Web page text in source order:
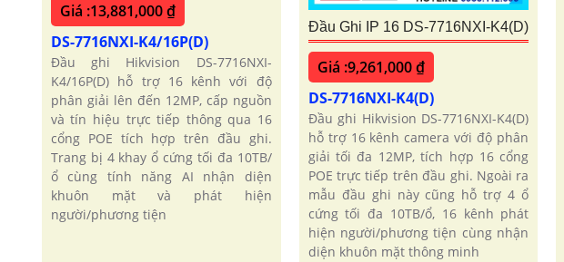
Giá :13,881,000 ₫
DS-7716NXI-K4/16P(D)
Đầu ghi Hikvision DS-7716NXI-
K4/16P(D) hỗ trợ 16 kênh với độ
phân giải lên đến 12MP, cấp nguồn
và tín hiệu trực tiếp thông qua 16
cổng POE tích hợp trên đầu ghi.
Trang bị 4 khay ổ cứng tối đa 10TB/
ổ cùng tính năng AI nhận diện
khuôn mặt và phát hiện
người/phương tiện
Đầu Ghi IP 16 DS-7716NXI-K4(D)
Giá :9,261,000 ₫
DS-7716NXI-K4(D)
Đầu ghi Hikvision DS-7716NXI-K4(D)
hỗ trợ 16 kênh camera với độ phân
giải tối đa 12MP, tích hợp 16 cổng
POE trực tiếp trên đầu ghi. Ngoài ra
mẫu đầu ghi này cũng hỗ trợ 4 ổ
cứng tối đa 10TB/ổ, 16 kênh phát
hiện người/phương tiện cùng nhận
diện khuôn mặt thông minh